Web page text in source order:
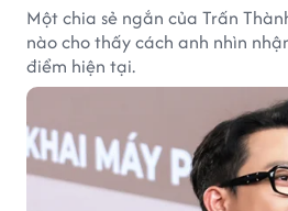
Một chia sẻ ngắn của Trấn
nào cho thấy cách anh nhìn
điểm hiện tại.